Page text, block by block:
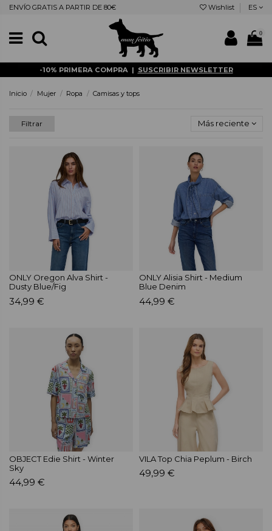
ENVÍO GRATIS A PARTIR DE 80€ Wishlist ES
0
-10% PRIMERA COMPRA | SUSCRIBIR NEWSLETTER
Inicio Mujer Ropa Camisas y tops
Filtrar Más reciente
ONLY Oregon Alva Shirt -
Dusty Blue/Fig
34,99 €
ONLY Alisia Shirt - Medium
Blue Denim
44,99 €
OBJECT Edie Shirt - Winter
Sky
44,99 €
VILA Top Chia Peplum - Birch
49,99 €